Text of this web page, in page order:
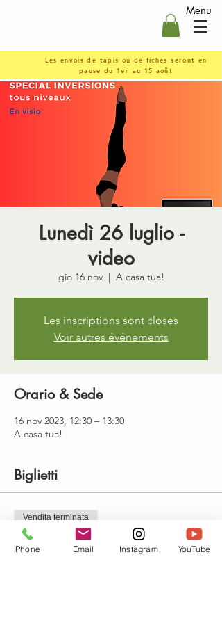
Menu
Les envois de tapis ou de fiches seront en
pause du 1er au 15 août
Lunedì 26 luglio -
video
gio 16 nov
  |
A casa tua!
Les inscriptions sont closes
Voir autres événements
Orario & Sede
16 nov 2023, 12:30 – 13:30
A casa tua!
Biglietti
Vendita terminata
Tipo di biglietto
Cours de yoga en visio
Phone Email Instagram YouTube